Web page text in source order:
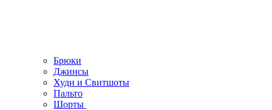
Брюки
Джинсы
Худи и Свитшоты
Пальто
Шорты